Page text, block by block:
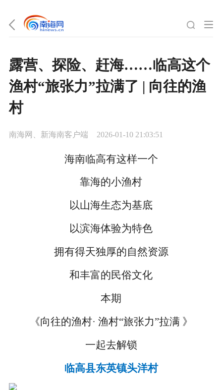
露营、探险、赶海……临高这个
渔村“旅张力”拉满了 | 向往的渔
村
南海网、新海南客户端 2026-01-10 21:03:51
海南临高有这样一个
靠海的小渔村
以山海生态为基底
以滨海体验为特色
拥有得天独厚的自然资源
和丰富的民俗文化
本期
《向往的渔村· 渔村“旅张力”拉满 》
一起去解锁
临高县东英镇头洋村